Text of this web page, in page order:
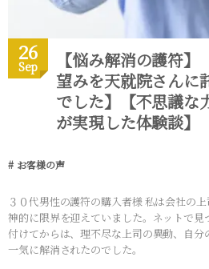
26
Sep
【悩み解消の護符
望みを天就院さんに
でした】【不思議な
が実現した体験談】
お客様の声
３０代男性の護符の購入者様 私は会社の
神的に限界を迎えていました。ネットで
付けてからは、理不尽な上司の異動、自
一気に解消されたのでした。